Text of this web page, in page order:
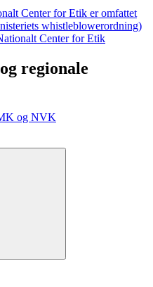
Center for Etik er omfattet
whistleblowerordning)
Center for Etik
regionale
og NVK